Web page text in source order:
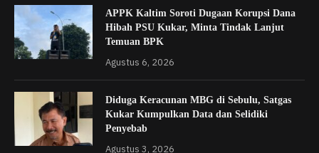
APPK Kaltim Soroti Dugaan Korupsi Dana
Hibah PSU Kukar, Minta Tindak Lanjut
Temuan BPK
Agustus 6, 2026
Diduga Keracunan MBG di Sebulu, Satgas
Kukar Kumpulkan Data dan Selidiki
Penyebab
Agustus 3, 2026